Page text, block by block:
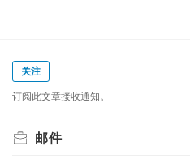
关注
订阅此文章接收通知。
邮件